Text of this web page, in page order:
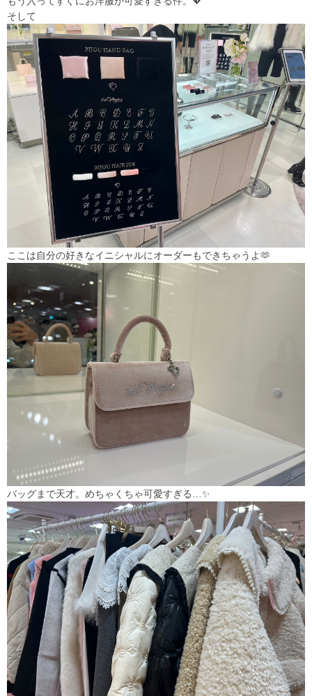
そして
ここは自分の好きなイニシャルにオーダーもできちゃうよ🫶
バッグまで天才。めちゃくちゃ可愛すぎる…✨